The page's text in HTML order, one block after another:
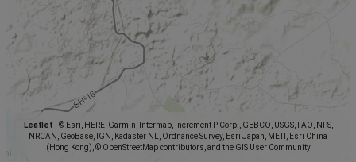
Leaflet
© Esri, HERE, Garmin, Intermap, increment P Corp., GEBCO, USGS, FAO, NPS,
NRCAN, GeoBase, IGN, Kadaster NL, Ordnance Survey, Esri Japan, METI, Esri China
(Hong Kong), © OpenStreetMap contributors, and the GIS User Community